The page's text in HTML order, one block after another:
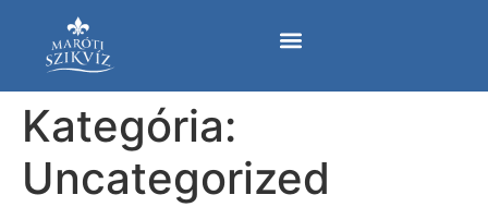
Kategória:
Uncategorized